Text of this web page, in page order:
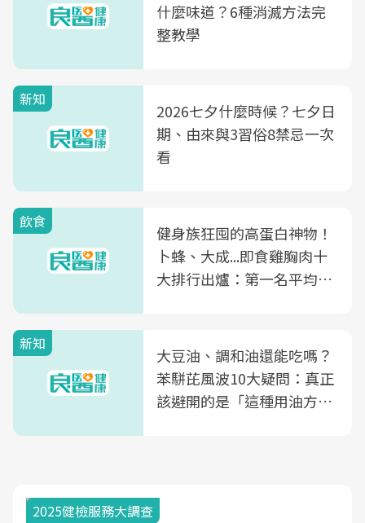
什麼味道？6種消滅方法完
整教學
新知
2026七夕什麼時候？七夕日
期、由來與3習俗8禁忌一次
看
飲食
健身族狂囤的高蛋白神物！
卜蜂、大成...即食雞胸肉十
大排行出爐：第一名平均一
新知
大豆油、調和油還能吃嗎？
苯駢芘風波10大疑問：真正
該避開的是「這種用油方
2025健檢服務大調查